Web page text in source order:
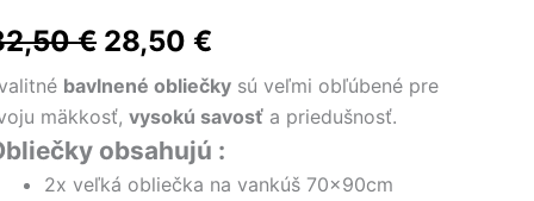
€ Pôvodná
cena
bola:
32,50 €.
28,50€
cena
je:
28,50 €.
bavlnené obliečky sú veľmi obľúbené pre
mäkkosť,vysokú savosť a priedušnosť.
obsahujú :
2x veľká obliečka na vankúš 70x90cm